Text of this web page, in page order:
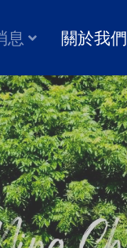
息 關於我們